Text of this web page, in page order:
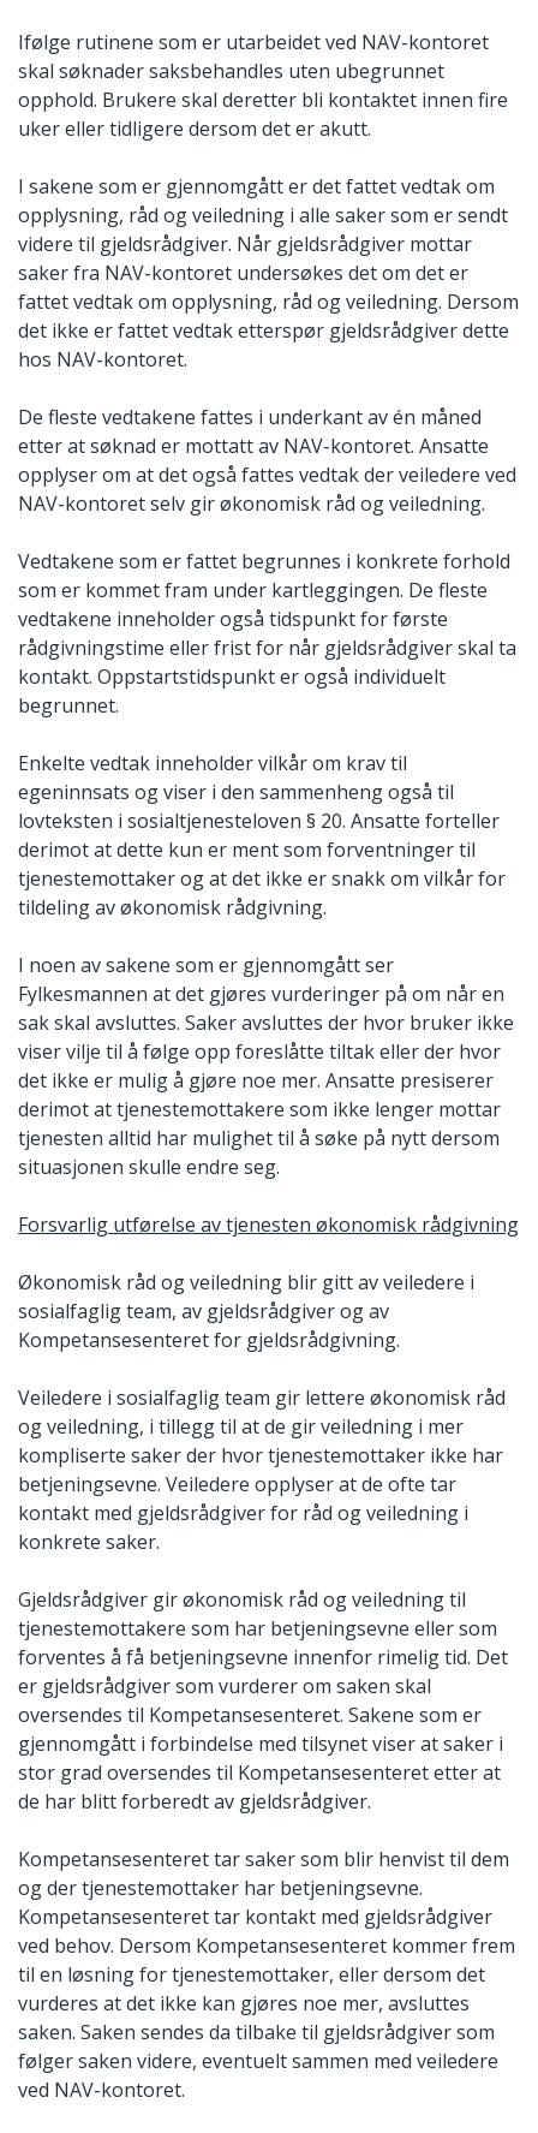
Ifølge rutinene som er utarbeidet ved NAV-kontoret
skal søknader saksbehandles uten ubegrunnet
opphold. Brukere skal deretter bli kontaktet innen fire
uker eller tidligere dersom det er akutt.
I sakene som er gjennomgått er det fattet vedtak om
opplysning, råd og veiledning i alle saker som er sendt
videre til gjeldsrådgiver. Når gjeldsrådgiver mottar
saker fra NAV-kontoret undersøkes det om det er
fattet vedtak om opplysning, råd og veiledning. Dersom
det ikke er fattet vedtak etterspør gjeldsrådgiver dette
hos NAV-kontoret.
De fleste vedtakene fattes i underkant av én måned
etter at søknad er mottatt av NAV-kontoret. Ansatte
opplyser om at det også fattes vedtak der veiledere ved
NAV-kontoret selv gir økonomisk råd og veiledning.
Vedtakene som er fattet begrunnes i konkrete forhold
som er kommet fram under kartleggingen. De fleste
vedtakene inneholder også tidspunkt for første
rådgivningstime eller frist for når gjeldsrådgiver skal ta
kontakt. Oppstartstidspunkt er også individuelt
begrunnet.
Enkelte vedtak inneholder vilkår om krav til
egeninnsats og viser i den sammenheng også til
lovteksten i sosialtjenesteloven § 20. Ansatte forteller
derimot at dette kun er ment som forventninger til
tjenestemottaker og at det ikke er snakk om vilkår for
tildeling av økonomisk rådgivning.
I noen av sakene som er gjennomgått ser
Fylkesmannen at det gjøres vurderinger på om når en
sak skal avsluttes. Saker avsluttes der hvor bruker ikke
viser vilje til å følge opp foreslåtte tiltak eller der hvor
det ikke er mulig å gjøre noe mer. Ansatte presiserer
derimot at tjenestemottakere som ikke lenger mottar
tjenesten alltid har mulighet til å søke på nytt dersom
situasjonen skulle endre seg.
Forsvarlig utførelse av tjenesten økonomisk rådgivning
Økonomisk råd og veiledning blir gitt av veiledere i
sosialfaglig team, av gjeldsrådgiver og av
Kompetansesenteret for gjeldsrådgivning.
Veiledere i sosialfaglig team gir lettere økonomisk råd
og veiledning, i tillegg til at de gir veiledning i mer
kompliserte saker der hvor tjenestemottaker ikke har
betjeningsevne. Veiledere opplyser at de ofte tar
kontakt med gjeldsrådgiver for råd og veiledning i
konkrete saker.
Gjeldsrådgiver gir økonomisk råd og veiledning til
tjenestemottakere som har betjeningsevne eller som
forventes å få betjeningsevne innenfor rimelig tid. Det
er gjeldsrådgiver som vurderer om saken skal
oversendes til Kompetansesenteret. Sakene som er
gjennomgått i forbindelse med tilsynet viser at saker i
stor grad oversendes til Kompetansesenteret etter at
de har blitt forberedt av gjeldsrådgiver.
Kompetansesenteret tar saker som blir henvist til dem
og der tjenestemottaker har betjeningsevne.
Kompetansesenteret tar kontakt med gjeldsrådgiver
ved behov. Dersom Kompetansesenteret kommer frem
til en løsning for tjenestemottaker, eller dersom det
vurderes at det ikke kan gjøres noe mer, avsluttes
saken. Saken sendes da tilbake til gjeldsrådgiver som
følger saken videre, eventuelt sammen med veiledere
ved NAV-kontoret.